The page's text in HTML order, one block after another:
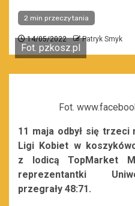
2 min przeczytania
14/05/2022 Patryk Smyk
Fot. pzkosz.pl
Fot.
11 maja odbył się trzeci
Ligi Kobiet w
z Iodicą TopMarket
reprezentantki
przegrały 48:71.